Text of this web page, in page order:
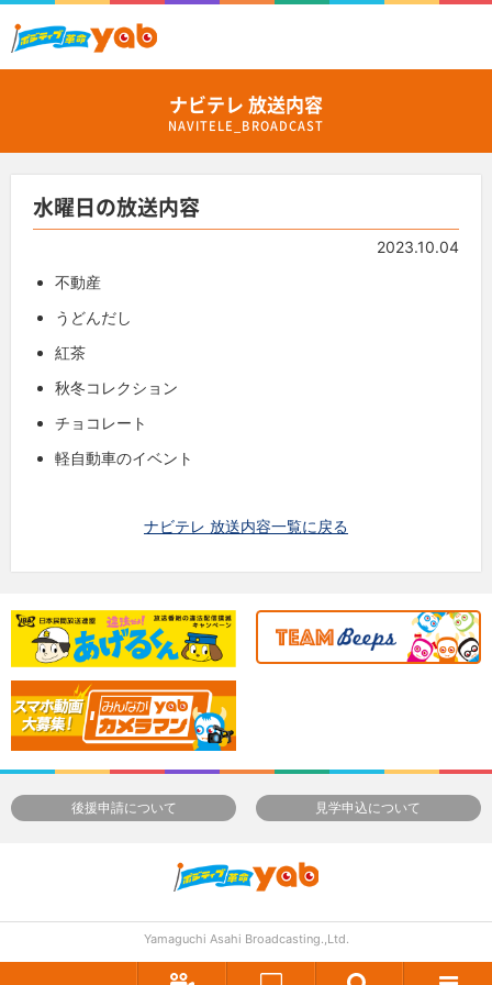
ナビテレ 放送内容
NAVITELE_BROADCAST
水曜日の放送内容
2023.10.04
不動産
うどんだし
紅茶
秋冬コレクション
チョコレート
軽自動車のイベント
ナビテレ 放送内容一覧に戻る
後援申請について 見学申込について
Yamaguchi Asahi Broadcasting.,Ltd.